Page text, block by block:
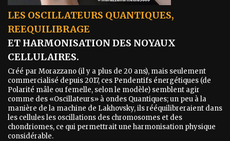
LES OSCILLATEURS QUANTIQUES,
REEQUILIBRAGE
ET HARMONISATION DES NOYAUX
CELLULAIRES.
Créé par Morazzano (il y a plus de 20 ans), mais seulement
commercialisé depuis 2017, ces Pendentifs énergétiques (de
Polarité mâle ou femelle, selon le modèle) semblent agir
comme des «Oscillateurs» à ondes Quantiques; un peu à la
manière de la machine de Lakhovsky, ils rééquilibreraient dans
les cellules les oscillations des chromosomes et des
chondriomes, ce qui permettrait une harmonisation physique
considérable.